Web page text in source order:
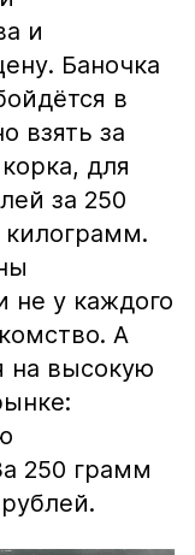
и
Баночка
в
взять за
для
за 250
килограмм.
не у каждого
А
на высокую
250 грамм